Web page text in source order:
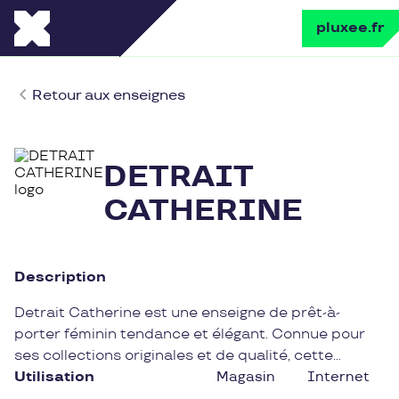
pluxee.fr
Retour aux enseignes
DETRAIT
CATHERINE
Description
Detrait Catherine est une enseigne de prêt-à-
porter féminin tendance et élégant. Connue pour
ses collections originales et de qualité, cette
boutique saura ravir les amatrices de mode en
Utilisation Magasin Internet